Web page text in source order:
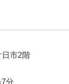
日市2階
分